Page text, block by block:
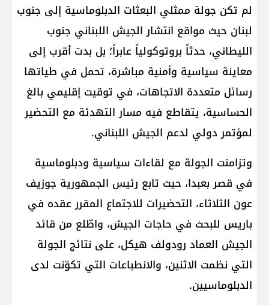
لم تكن جولة ممثلي البعثات الدبلوماسية إلى جنوب
لبنان حيث مواقع انتشار الجيش اللبناني جنوب
الليطاني، حدثاً بروتوكولياً عابراً؛ بل بدت أقرب إلى
معاينة سياسية وأمنية مباشرة، تحمل في طياتها
رسائل متعددة الاتجاهات، في توقيت إقليمي بالغ
الحساسية، يتقاطع فيه مسار التهدئة مع التحضير
لمؤتمر دولي لدعم الجيش اللبناني.
وتزامنت الجولة مع لقاءات سياسية ودبلوماسية
في قصر بعبدا، حيث تابع رئيس الجمهورية جوزيف
عون الثلاثاء، التحضيرات للاجتماع المقرر عقده في
باريس للبحث في حاجات الجيش، واطّلع من قائد
الجيش العماد رودولف هيكل، على نتائج الجولة
التي نظمت الاثنين، والانطباعات التي تكوّنت لدى
الدبلوماسيين.